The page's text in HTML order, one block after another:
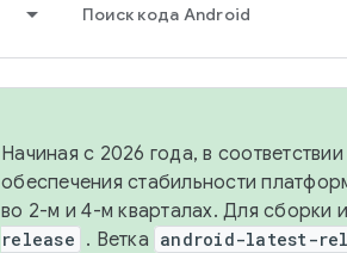
Поиск кода Android
Начиная с 2026 года, в
обеспечения стабильности
во 2-м и 4-м кварталах. Для сборки
release . Ветка android-latest-